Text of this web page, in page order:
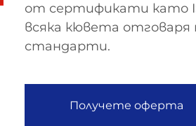
от сертификати като
всяка кювета
стандарти.
Получете оферта